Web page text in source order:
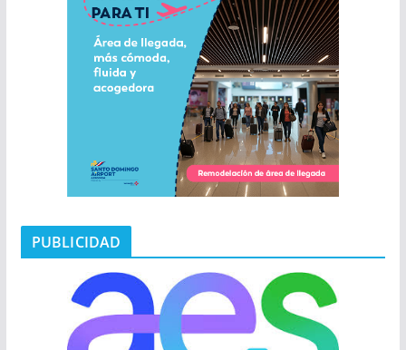
PUBLICIDAD